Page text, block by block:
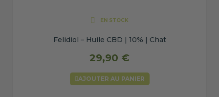
EN STOCK
Felidiol – Huile CBD | 10% | Chat
29,90 €
AJOUTER AU PANIER